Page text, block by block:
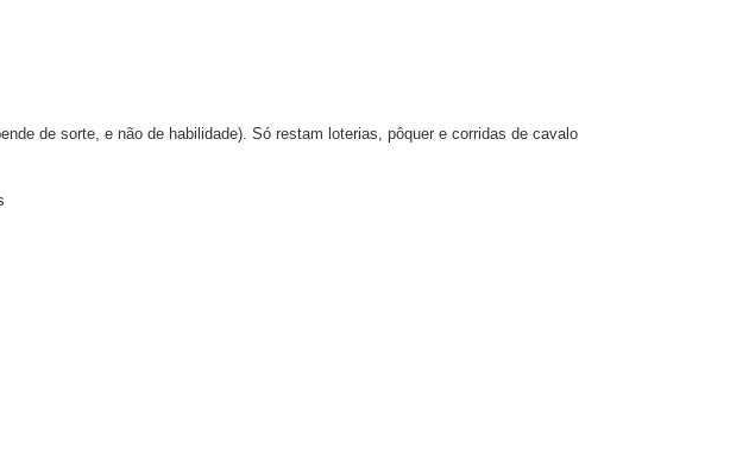
de sorte, e não de habilidade). Só restam loterias, pôquer e corridas de cavalo